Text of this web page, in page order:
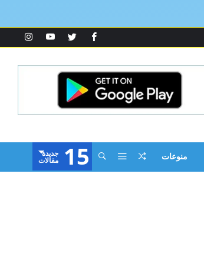
منوعات 15 ‫جديدة‬
‫مقالات‬